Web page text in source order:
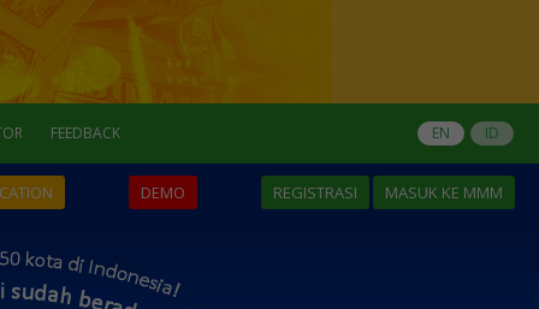
EN ID
FEEDBACK
DEMO REGISTRASI MASUK KE MMM